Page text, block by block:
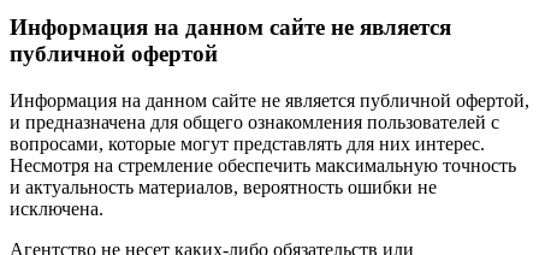
Информация на данном сайте не является
публичной офертой
Информация на данном сайте не является публичной офертой,
и предназначена для общего ознакомления пользователей с
вопросами, которые могут представлять для них интерес.
Несмотря на стремление обеспечить максимальную точность
и актуальность материалов, вероятность ошибки не
исключена.
Агентство не несет каких-либо обязательств или